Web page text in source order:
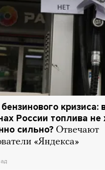
кризиса:
России топлива не
сильно? Отвечают
«Яндекса»